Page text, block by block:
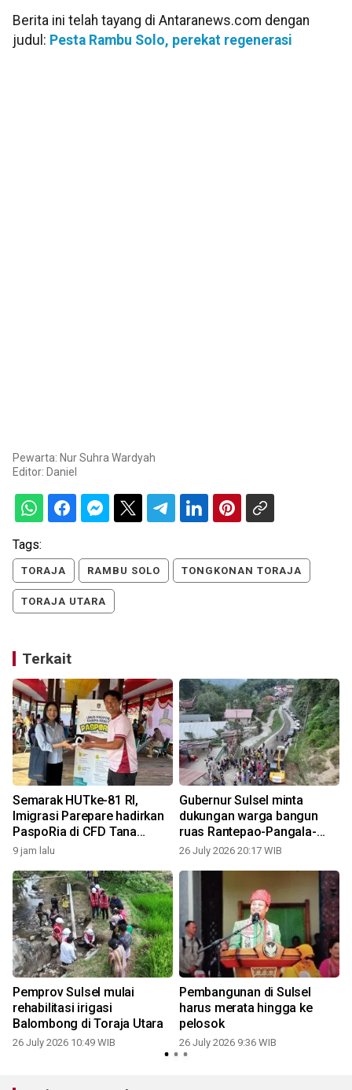
Berita ini telah tayang di Antaranews.com dengan
judul: Pesta Rambu Solo, perekat regenerasi
Pewarta: Nur Suhra Wardyah
Editor: Daniel
Tags:
TORAJA RAMBU SOLO TONGKONAN TORAJA
TORAJA UTARA
Terkait
Semarak HUTke-81 RI,
Imigrasi Parepare hadirkan
PaspoRia di CFD Tana
Toraja
9 jam lalu
Gubernur Sulsel minta
dukungan warga bangun
ruas Rantepao-Pangala-
Baruppu Toraja Utara
26 July 2026 20:17 WIB
Pemprov Sulsel mulai
rehabilitasi irigasi
Balombong di Toraja Utara
26 July 2026 10:49 WIB
Pembangunan di Sulsel
harus merata hingga ke
pelosok
26 July 2026 9:36 WIB